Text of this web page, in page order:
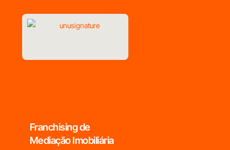
Franchising de
Mediação Imobiliária